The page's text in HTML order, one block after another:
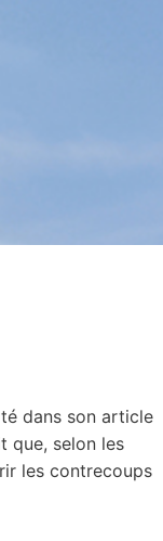
dans son article
que, selon les
les contrecoups